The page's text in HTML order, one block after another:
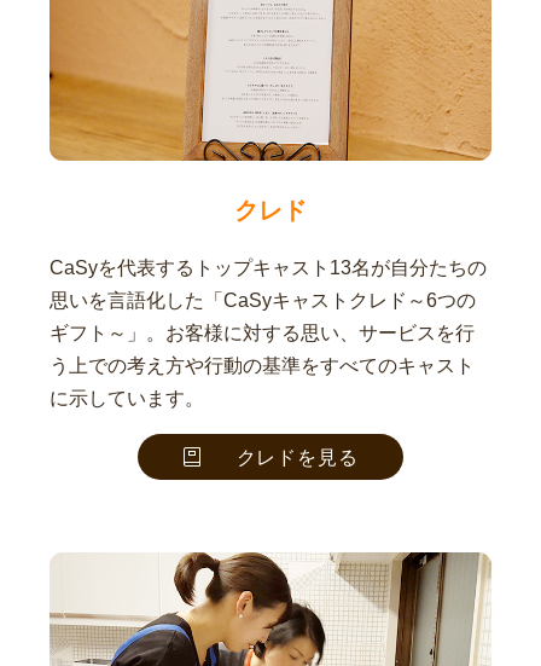
クレド
CaSyを代表するトップキャスト13名が自分たちの
思いを言語化した「CaSyキャストクレド～6つの
ギフト～」。お客様に対する思い、サービスを行
う上での考え方や行動の基準をすべてのキャスト
に示しています。
クレドを見る